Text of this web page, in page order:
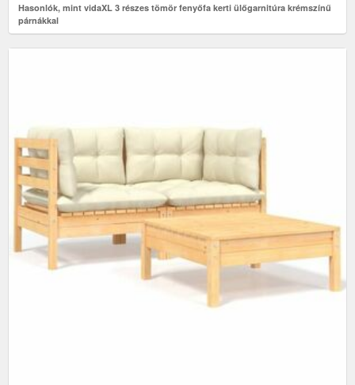
Hasonlók, mint vidaXL 3 részes tömör fenyőfa kerti ülőgarnitúra krémszínű
párnákkal